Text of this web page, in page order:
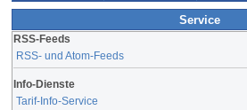
Service
RSS-Feeds
RSS- und Atom-Feeds
Info-Dienste
Tarif-Info-Service